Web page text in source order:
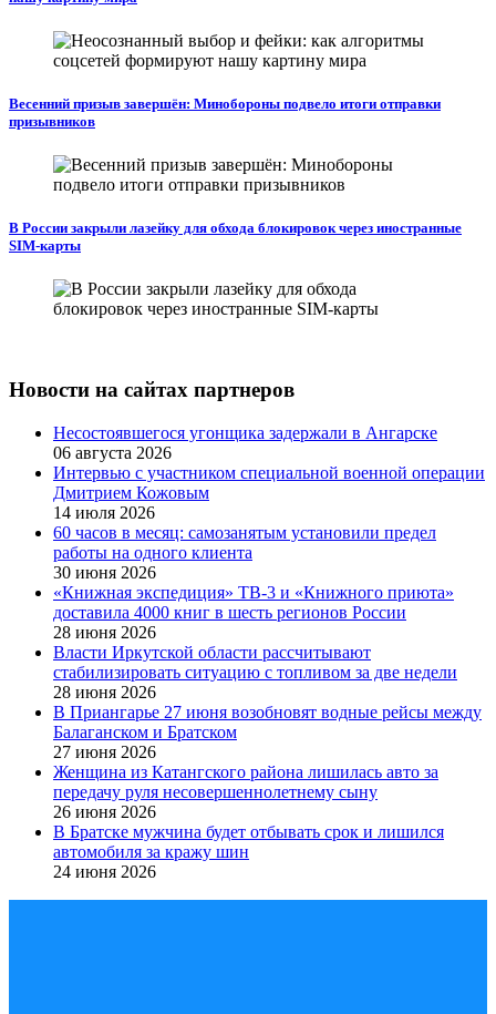
Весенний призыв завершён: Минобороны подвело итоги отправки
призывников
В России закрыли лазейку для обхода блокировок через иностранные
SIM-карты
Новости на сайтах партнеров
Несостоявшегося угонщика задержали в Ангарске
06 августа 2026
Интервью с участником специальной военной операции
Дмитрием Кожовым
14 июля 2026
60 часов в месяц: самозанятым установили предел
работы на одного клиента
30 июня 2026
«Книжная экспедиция» ТВ-3 и «Книжного приюта»
доставила 4000 книг в шесть регионов России
28 июня 2026
Власти Иркутской области рассчитывают
стабилизировать ситуацию с топливом за две недели
28 июня 2026
В Приангарье 27 июня возобновят водные рейсы между
Балаганском и Братском
27 июня 2026
Женщина из Катангского района лишилась авто за
передачу руля несовершеннолетнему сыну
26 июня 2026
В Братске мужчина будет отбывать срок и лишился
автомобиля за кражу шин
24 июня 2026